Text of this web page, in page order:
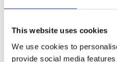
This website uses cookies
We use cookies to
provide social media
Entrega rápida
Modelos CAD 3D
Serviço de engenharia